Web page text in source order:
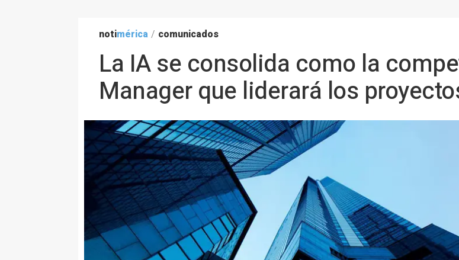
notimérica / comunicados
La IA se consolida como la
Manager que liderará los